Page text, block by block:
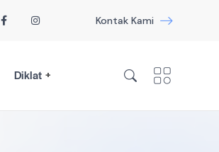
Kontak Kami
Diklat